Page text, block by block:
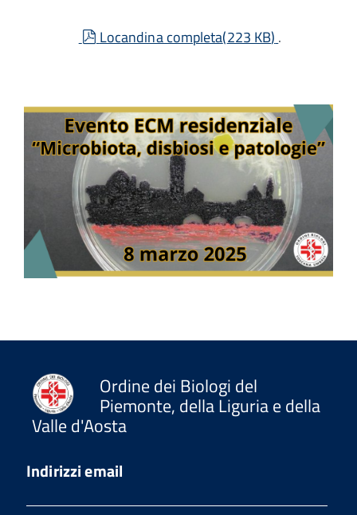
pdf
Locandina completa(223 KB) .
Ordine dei Biologi del
Piemonte, della Liguria e della
Valle d'Aosta
Indirizzi email